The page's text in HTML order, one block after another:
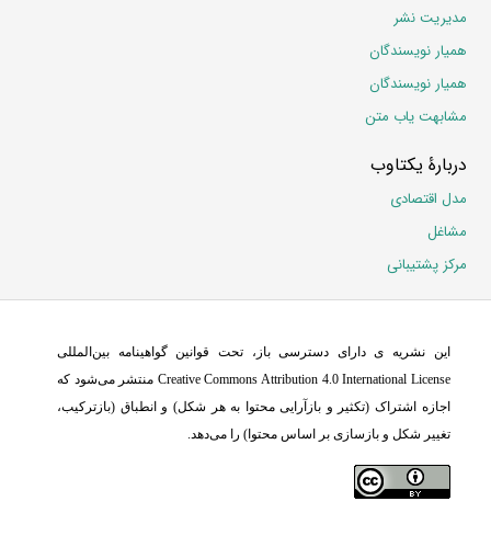
مدیریت نشر
همیار نویسندگان
همیار نویسندگان
مشابهت یاب متن
دربارۀ یکتاوب
مدل اقتصادی
مشاغل
مرکز پشتیبانی
این نشریه ی دارای دسترسی باز، تحت قوانین گواهینامه بین‌المللی
Creative Commons Attribution 4.0 International License منتشر می‌شود که
اجازه اشتراک (تکثیر و بازآرایی محتوا به هر شکل) و انطباق (بازترکیب،
تغییر شکل و بازسازی بر اساس محتوا) را می‌دهد.